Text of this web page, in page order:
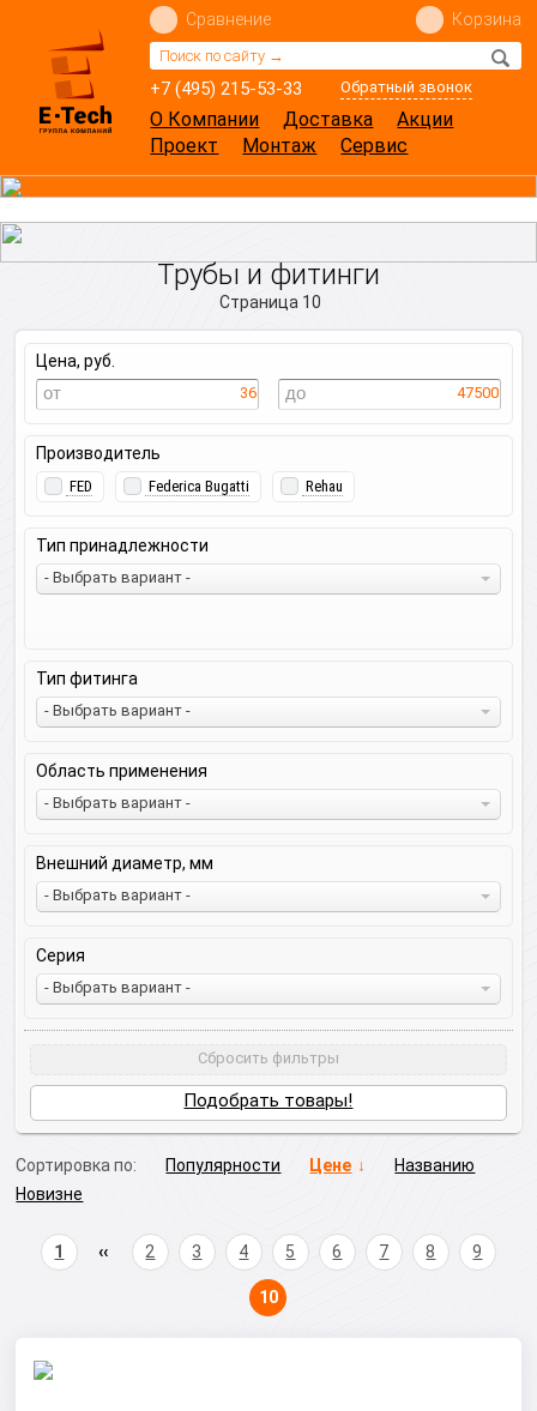
+7 (495) 215-53-33 Обратный звонок
Сравнение Корзина
О Компании Доставка
Акции
Проект
Монтаж Сервис
Трубы и фитинги
Страница 10
Цена, руб.
36 47500
Производитель
FED Federica Bugatti Rehau
Тип принадлежности
- Выбрать вариант -
Тип фитинга
- Выбрать вариант -
Область применения
- Выбрать вариант -
Внешний диаметр, мм
- Выбрать вариант -
Серия
- Выбрать вариант -
Подобрать товары!
Сбросить фильтры
Сортировка по: Популярности Цене
Названию
Новизне
1 2 3 4 5 6 7 8 9
10